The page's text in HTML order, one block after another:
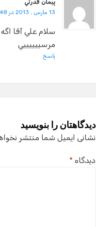
پيمان قدرتي
13 مارس , 2013 در 12:48 ب.ظ
سلام علي آقا اگه ميشه
مرسييييييي
پاسخ
دیدگاهتان را بنویسید
نشانی ایمیل شما منتشر
دیدگاه*